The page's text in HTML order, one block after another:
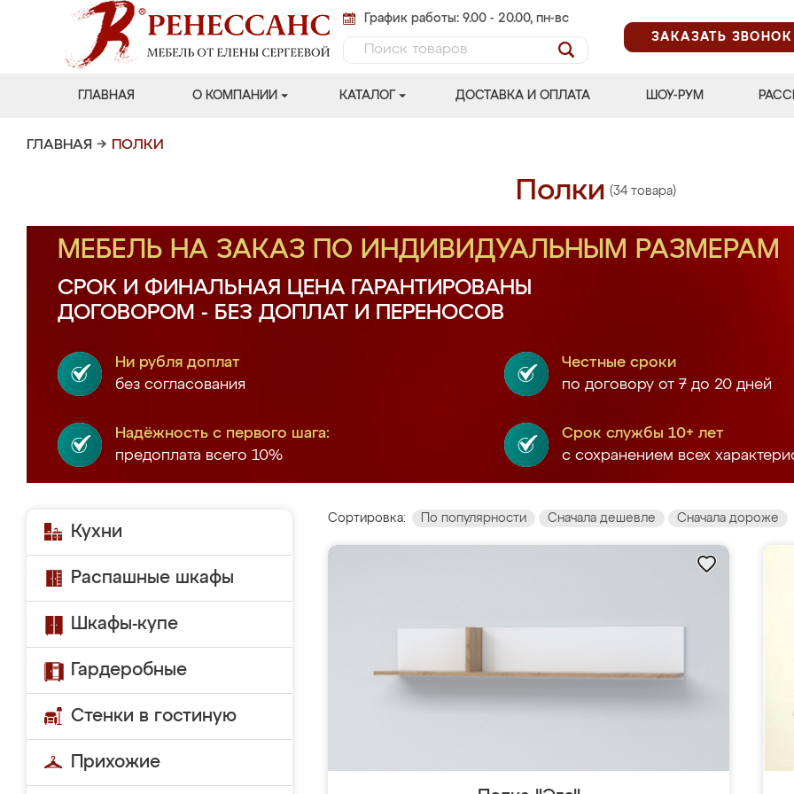
График работы: 9.00 - 20.00, пн-вс
ЗАКАЗАТЬ ЗВОНОК
ГЛАВНАЯ О КОМПАНИИ КАТАЛОГ ДОСТАВКА И ОПЛАТА ШОУ-РУМ
ГЛАВНАЯ → ПОЛКИ
Полки (34 товара)
МЕБЕЛЬ НА ЗАКАЗ ПО ИНДИВИДУАЛЬНЫМ РАЗМЕРАМ
СРОК И ФИНАЛЬНАЯ ЦЕНА ГАРАНТИРОВАНЫ
ДОГОВОРОМ - БЕЗ ДОПЛАТ И ПЕРЕНОСОВ
Ни рубля доплат
без согласования
Честные сроки
по договору от 7 до 20 дней
Надёжность с первого шага:
предоплата всего 10%
Срок службы 10+ лет
с сохранением всех
Кухни
Распашные шкафы
Шкафы-купе
Гардеробные
Стенки в гостиную
Прихожие
Сортировка: По популярности Сначала дешевле Сначала дороже